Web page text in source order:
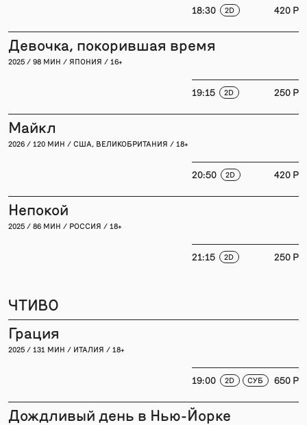
18:30 2D 420 P
Девочка, покорившая время
2025 / 98 МИН / ЯПОНИЯ / 16+
19:15 2D 250 P
Майкл
2026 / 120 МИН / США, ВЕЛИКОБРИТАНИЯ / 18+
20:50 2D 420 P
Непокой
2025 / 86 МИН / РОССИЯ / 18+
21:15 2D 250 P
ЧТИВО
Грация
2025 / 131 МИН / ИТАЛИЯ / 18+
19:00 2D СУБ 650 P
Дождливый день в Нью-Йорке